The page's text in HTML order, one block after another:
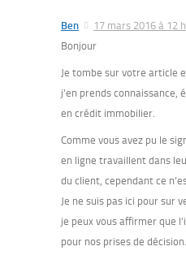
Ben
17 mars 2016 à 12
Bonjour
Je tombe sur votre article
j’en prends
en crédit immobilier.
Comme vous avez pu le
en ligne travaillent dans
du client, cependant ce
Je ne suis pas ici pour sur
je peux vous affirmer que
pour nos prises de décision.